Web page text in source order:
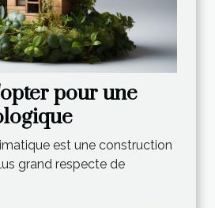
pour une
est une construction
grand respecte de